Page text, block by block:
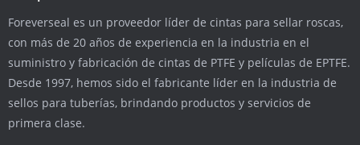
Foreverseal es un proveedor líder de cintas para sellar roscas,
con más de 20 años de experiencia en la industria en el
suministro y fabricación de cintas de PTFE y películas de EPTFE.
Desde 1997, hemos sido el fabricante líder en la industria de
sellos para tuberías, brindando productos y servicios de
primera clase.